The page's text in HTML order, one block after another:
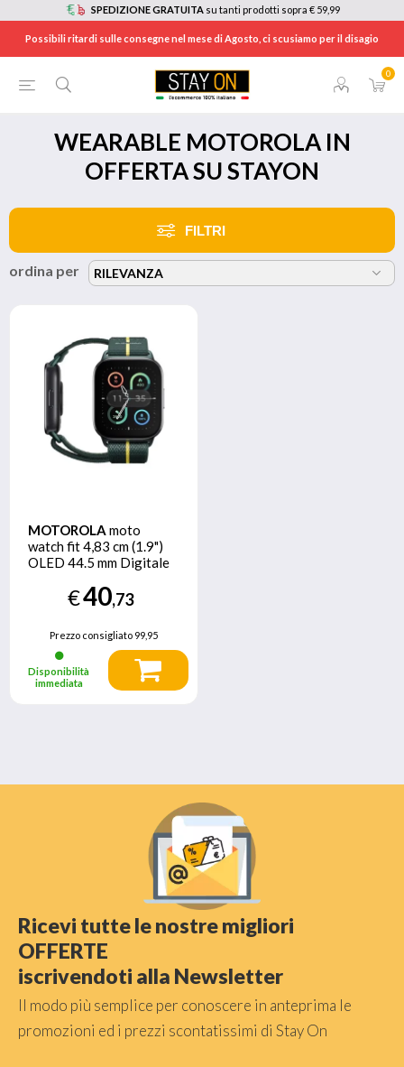
SPEDIZIONE GRATUITA su tanti prodotti sopra € 59,99
Possibili ritardi sulle consegne nel mese di Agosto, ci scusiamo per il disagio
0
BRANDS / MOTOROLA
WEARABLE MOTOROLA IN
OFFERTA SU STAYON
FILTRI
ordina per
MOTOROLA moto
watch fit 4,83 cm (1.9")
OLED 44.5 mm Digitale
Grigio GPS (satellitare)
€40,73
Prezzo consigliato99,95
Disponibilità
immediata
Ricevi tutte le nostre migliori
OFFERTE
iscrivendoti alla Newsletter
Il modo più semplice per conoscere in anteprima le
promozioni ed i prezzi scontatissimi di Stay On